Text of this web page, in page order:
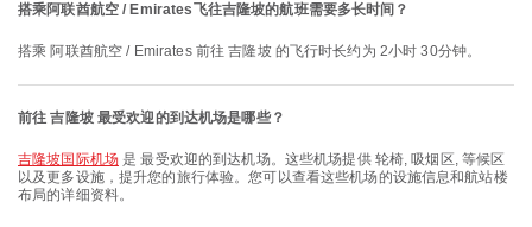
搭乘阿联酋航空 / Emirates飞往吉隆坡的航班需要多长时间？
搭乘 阿联酋航空 / Emirates 前往 吉隆坡 的飞行时长约为 2小时 30分钟。
前往 吉隆坡 最受欢迎的到达机场是哪些？
吉隆坡国际机场是 最受欢迎的到达机场。这些机场提供 轮椅, 吸烟区, 等候区
以及更多设施，提升您的旅行体验。您可以查看这些机场的设施信息和航站楼
布局的详细资料。